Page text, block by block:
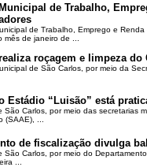
de Trabalho,
de Trabalho, Emprego e
mês de janeiro de ...
roçagem e limpeza do
de São Carlos, por meio da
Estádio “Luisão” está
São Carlos, por meio das secretarias
(SAAE), ...
de fiscalização divulga
São Carlos, por meio do
...